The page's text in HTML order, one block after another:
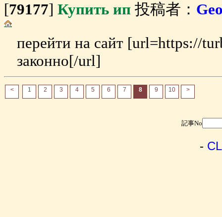
[79177] Купить ип 投稿者：
перейти на сайт [url=https://
законно[/url]
< 1 2 3 4 5 6 7 8 9 10 >
記事No
-